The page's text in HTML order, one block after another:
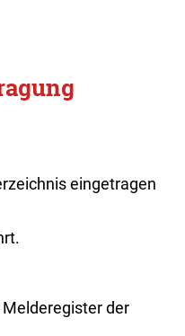
eingetragen
der